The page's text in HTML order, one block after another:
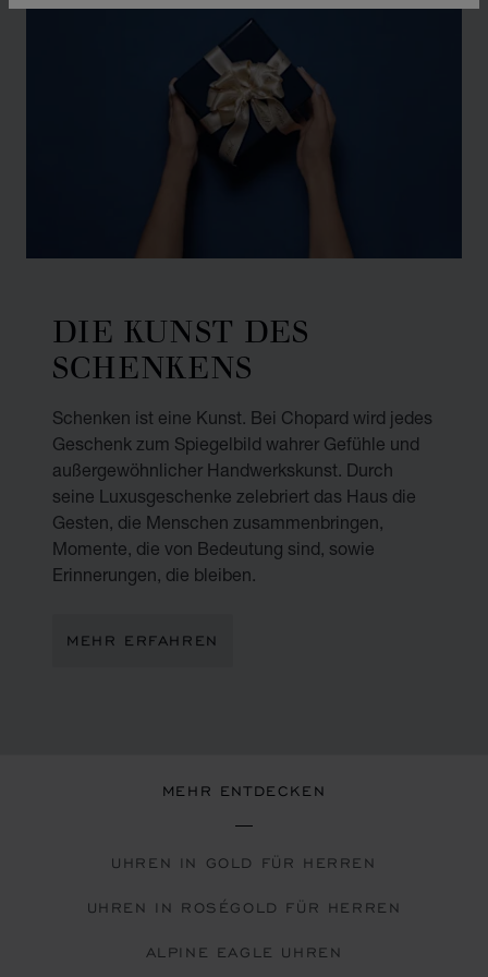
DIE KUNST DES
SCHENKENS
Schenken ist eine Kunst. Bei Chopard wird jedes
Geschenk zum Spiegelbild wahrer Gefühle und
außergewöhnlicher Handwerkskunst. Durch
seine Luxusgeschenke zelebriert das Haus die
Gesten, die Menschen zusammenbringen,
Momente, die von Bedeutung sind, sowie
Erinnerungen, die bleiben.
MEHR ERFAHREN
MEHR ENTDECKEN
UHREN IN GOLD FÜR HERREN
UHREN IN ROSÉGOLD FÜR HERREN
ALPINE EAGLE UHREN